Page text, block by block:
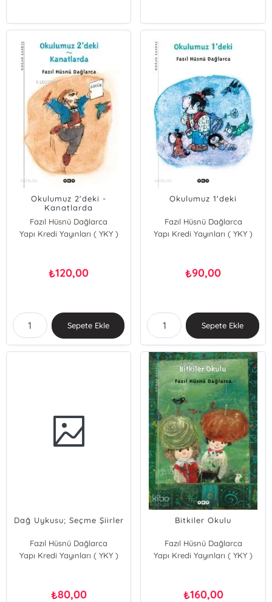
Okulumuz 2'deki -
Kanatlarda
Fazıl Hüsnü Dağlarca
Yapı Kredi Yayınları ( YKY )
₺120,00
Sepete Ekle
Okulumuz 1'deki
Fazıl Hüsnü Dağlarca
Yapı Kredi Yayınları ( YKY )
₺90,00
Sepete Ekle
Dağ Uykusu; Seçme Şiirler
Fazıl Hüsnü Dağlarca
Yapı Kredi Yayınları ( YKY )
₺80,00
Bitkiler Okulu
Fazıl Hüsnü Dağlarca
Yapı Kredi Yayınları ( YKY )
₺160,00